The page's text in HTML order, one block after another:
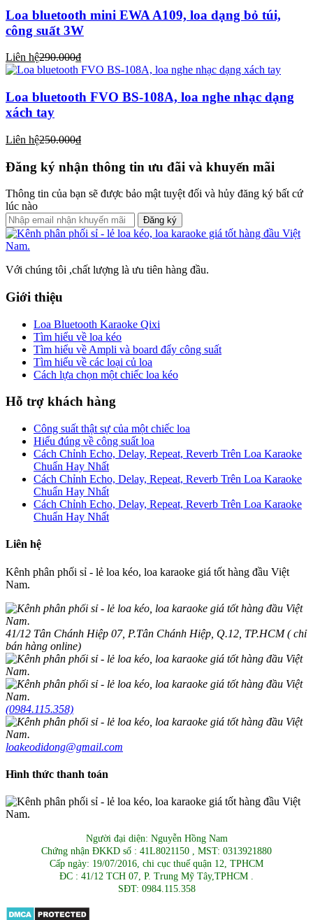
Loa bluetooth mini EWA A109, loa dạng bỏ túi,
công suất 3W
Liên hệ290.000₫
Loa bluetooth FVO BS-108A, loa nghe nhạc dạng
xách tay
Liên hệ250.000₫
Đăng ký nhận thông tin ưu đãi và khuyến mãi
Thông tin của bạn sẽ được bảo mật tuyệt đối và hủy đăng ký bất cứ
lúc nào
Đăng ký
Với chúng tôi ,chất lượng là ưu tiên hàng đầu.
Giới thiệu
Loa Bluetooth Karaoke Qixi
Tìm hiểu về loa kéo
Tìm hiểu về Ampli và board đẩy công suất
Tìm hiểu về các loại củ loa
Cách lựa chọn một chiếc loa kéo
Hỗ trợ khách hàng
Công suất thật sự của một chiếc loa
Hiểu đúng về công suất loa
Cách Chỉnh Echo, Delay, Repeat, Reverb Trên Loa Karaoke
Chuẩn Hay Nhất
Cách Chỉnh Echo, Delay, Repeat, Reverb Trên Loa Karaoke
Chuẩn Hay Nhất
Cách Chỉnh Echo, Delay, Repeat, Reverb Trên Loa Karaoke
Chuẩn Hay Nhất
Liên hệ
Kênh phân phối sỉ - lẻ loa kéo, loa karaoke giá tốt hàng đầu Việt
Nam.
41/12 Tân Chánh Hiệp 07, P.Tân Chánh Hiệp, Q.12, TP.HCM ( chỉ
bán hàng online)
(0984.115.358)
loakeodidong@gmail.com
Hình thức thanh toán
Người đại diện: Nguyễn Hồng Nam
Chứng nhận ĐKKD số : 41L8021150 , MST: 0313921880
Cấp ngày: 19/07/2016, chi cục thuế quận 12, TPHCM
ĐC : 41/12 TCH 07, P. Trung Mỹ Tây,TPHCM .
SĐT: 0984.115.358